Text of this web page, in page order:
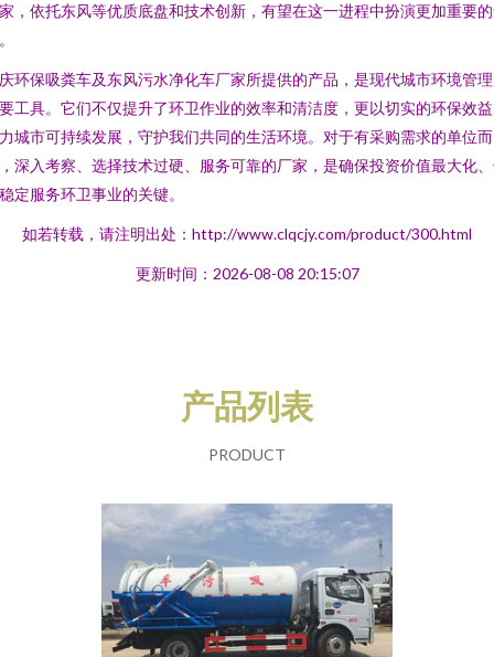
，依托东风等优质底盘和技术创新，有望在这一进程中扮演更加重要
环保吸粪车及东风污水净化车厂家所提供的产品，是现代城市环境管
工具。它们不仅提升了环卫作业的效率和清洁度，更以切实的环保效
城市可持续发展，守护我们共同的生活环境。对于有采购需求的单位而
深入考察、选择技术过硬、服务可靠的厂家，是确保投资价值最大化
定服务环卫事业的关键。
如若转载，请注明出处：http://www.clqcjy.com/product/300.html
更新时间：2026-08-08 20:15:07
产品列表
PRODUCT